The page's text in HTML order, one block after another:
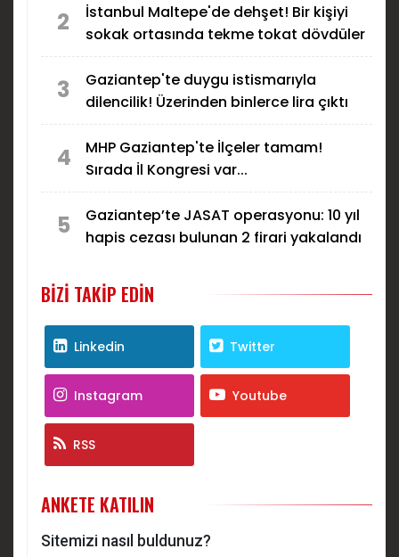
2
İstanbul Maltepe'de dehşet! Bir kişiyi
sokak ortasında tekme tokat dövdüler
3
Gaziantep'te duygu istismarıyla
dilencilik! Üzerinden binlerce lira çıktı
4
MHP Gaziantep'te İlçeler tamam!
Sırada İl Kongresi var...
5
Gaziantep’te JASAT operasyonu: 10 yıl
hapis cezası bulunan 2 firari yakalandı
BIZI TAKIP EDIN
Linkedin Twitter
Instagram Youtube
RSS
ANKETE KATILIN
Sitemizi nasıl buldunuz?